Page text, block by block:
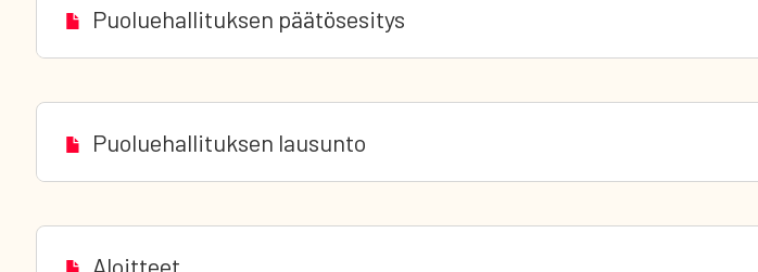
Puoluehallituksen päätösesitys
Puoluehallituksen lausunto
Aloitteet